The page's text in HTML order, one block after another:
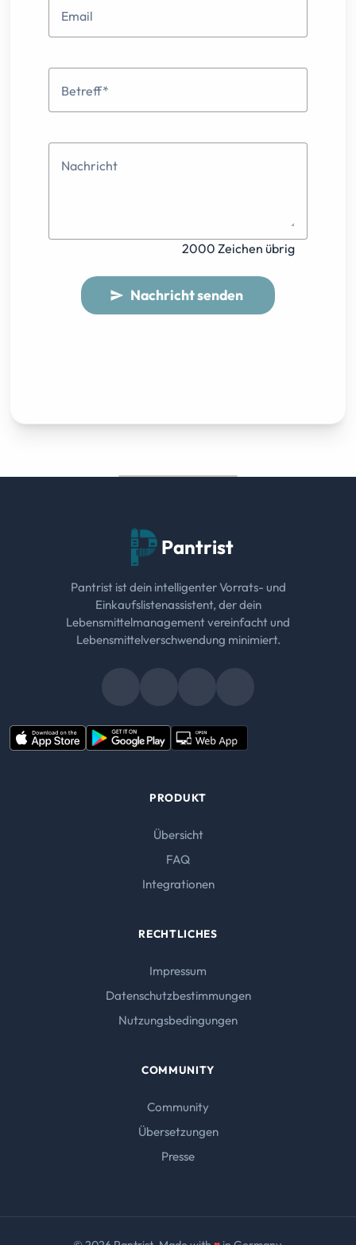
Email
Betreff
Nachricht
2000 Zeichen übrig
send Nachricht senden
Pantrist
Pantrist ist dein intelligenter Vorrats- und
Einkaufslistenassistent, der dein
Lebensmittelmanagement vereinfacht und
Lebensmittelverschwendung minimiert.
PRODUKT
Übersicht
FAQ
Integrationen
RECHTLICHES
Impressum
Datenschutzbestimmungen
Nutzungsbedingungen
COMMUNITY
Community
Übersetzungen
Presse